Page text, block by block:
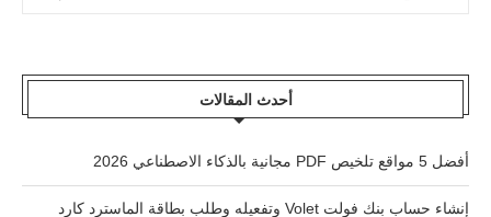
أحدث المقالات
أفضل 5 مواقع تلخيص PDF مجانية بالذكاء الاصطناعي 2026
إنشاء حساب بنك فولت Volet وتفعيله وطلب بطاقة الماسترد كارد